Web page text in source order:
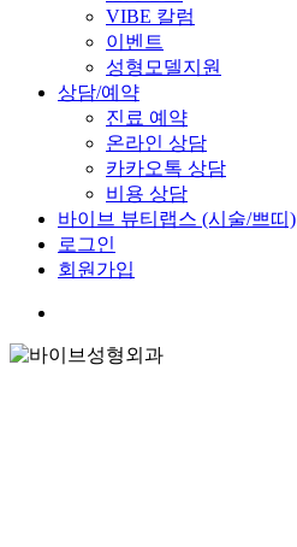
VIBE 칼럼
이벤트
성형모델지원
상담/예약
진료 예약
온라인 상담
카카오톡 상담
비용 상담
바이브 뷰티랩스 (시술/쁘띠)
로그인
회원가입